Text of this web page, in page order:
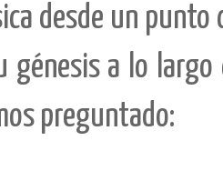
desde un punto
génesis a lo
preguntado: